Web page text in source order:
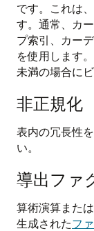
です。これは
す。通常、カ
プ索引、カー
を使用します
未満の場合に
非正規化
表内の冗長性
い。
導出ファ
算術演算また
生成されたフ